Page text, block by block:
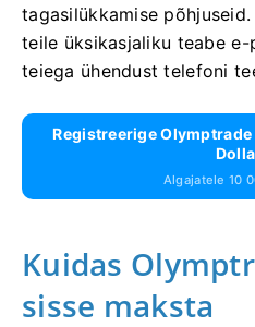
tagasilükkamise
teile üksikasjaliku teabe
teiega ühendust telefoni
Registreerige Olymptrade
Algajatele 10
Kuidas
sisse maksta